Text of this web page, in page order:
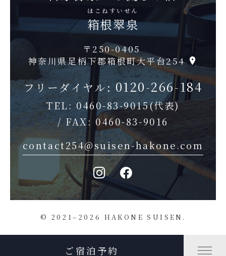
箱根翠泉
はこねすいせん
〒250-0405
神奈川県足柄下郡箱根町大平台254
フリーダイヤル: 0120-266-184
TEL: 0460-83-9015(代表)
/ FAX: 0460-83-9016
contact254@suisen-hakone.com
© 2021–2026 HAKONE SUISEN.
ご宿泊予約